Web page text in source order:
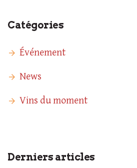
Catégories
Événement
News
Vins du moment
Derniers articles